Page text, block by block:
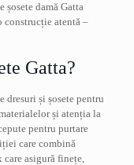
șosete damă Gatta
construcție atentă –
Gatta?
dresuri și șosete pentru
și atenția la
pentru purtare
care combină
asigură finețe,